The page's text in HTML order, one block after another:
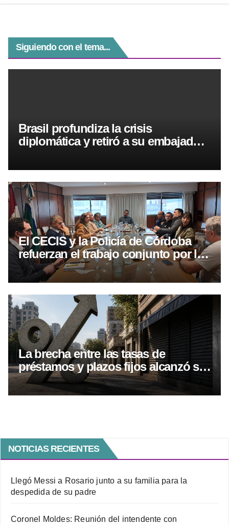
r
Siguiendo con el tema...
Brasil profundiza la crisis
diplomática y retiró a su embajador
El CECIS y la Policía de Córdoba
refuerzan el trabajo conjunto por la
seguridad comercial
La brecha entre las tasas de
préstamos y plazos fijos alcanzó su
nivel más alto en 14 años
NOTICIAS RECIENTES
Llegó Messi a Rosario junto a su familia para la
despedida de su padre
Coronel Moldes: Reunión del intendente con